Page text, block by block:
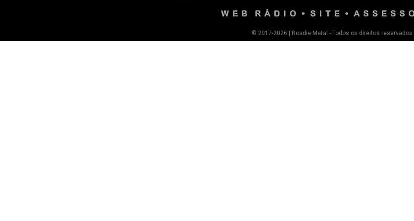
© 2017-2026 | Roadie Metal - Todos os direitos reservados.